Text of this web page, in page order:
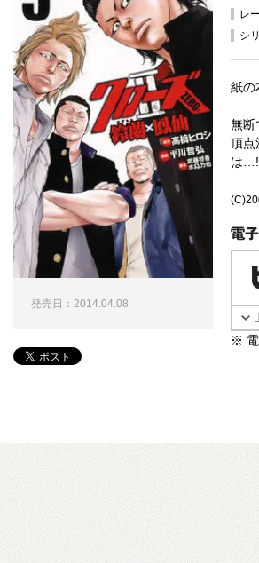
レ
シ
紙の
無断
頂
は
電子
※ 電
発売日：2014.04.08